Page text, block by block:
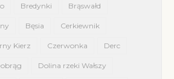
Bredynki Brąswałd
Bęsia Cerkiewnik
Kierz Czerwonka Derc
Dolina rzeki Wałszy